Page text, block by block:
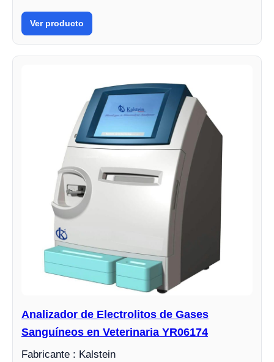
Ver producto
Analizador de Electrolitos de Gases
Sanguíneos en Veterinaria YR06174
Fabricante : Kalstein